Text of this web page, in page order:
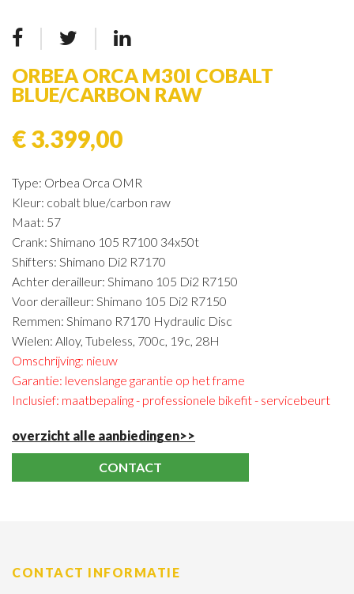
ORBEA ORCA M30I COBALT
BLUE/CARBON RAW
€ 3.399,00
Type: Orbea Orca OMR
Kleur: cobalt blue/carbon raw
Maat: 57
Crank: Shimano 105 R7100 34x50t
Shifters: Shimano Di2 R7170
Achter derailleur: Shimano 105 Di2 R7150
Voor derailleur: Shimano 105 Di2 R7150
Remmen: Shimano R7170 Hydraulic Disc
Wielen: Alloy, Tubeless, 700c, 19c, 28H
Omschrijving: nieuw
Garantie: levenslange garantie op het frame
Inclusief: maatbepaling - professionele bikefit - servicebeurt
overzicht alle aanbiedingen>>
CONTACT
CONTACT INFORMATIE